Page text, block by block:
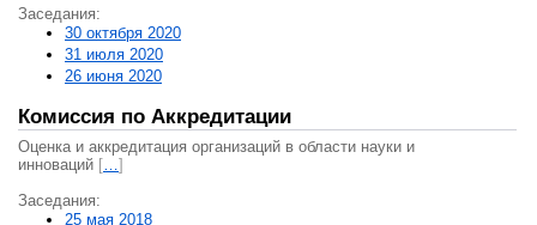
Заседания:
30 октября 2020
31 июля 2020
26 июня 2020
Комиссия по Аккредитации
Оценка и аккредитация организаций в области науки и
инноваций […]
Заседания:
25 мая 2018